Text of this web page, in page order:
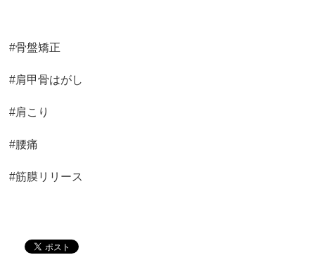
#骨盤矯正
#肩甲骨はがし
#肩こり
#腰痛
#筋膜リリース